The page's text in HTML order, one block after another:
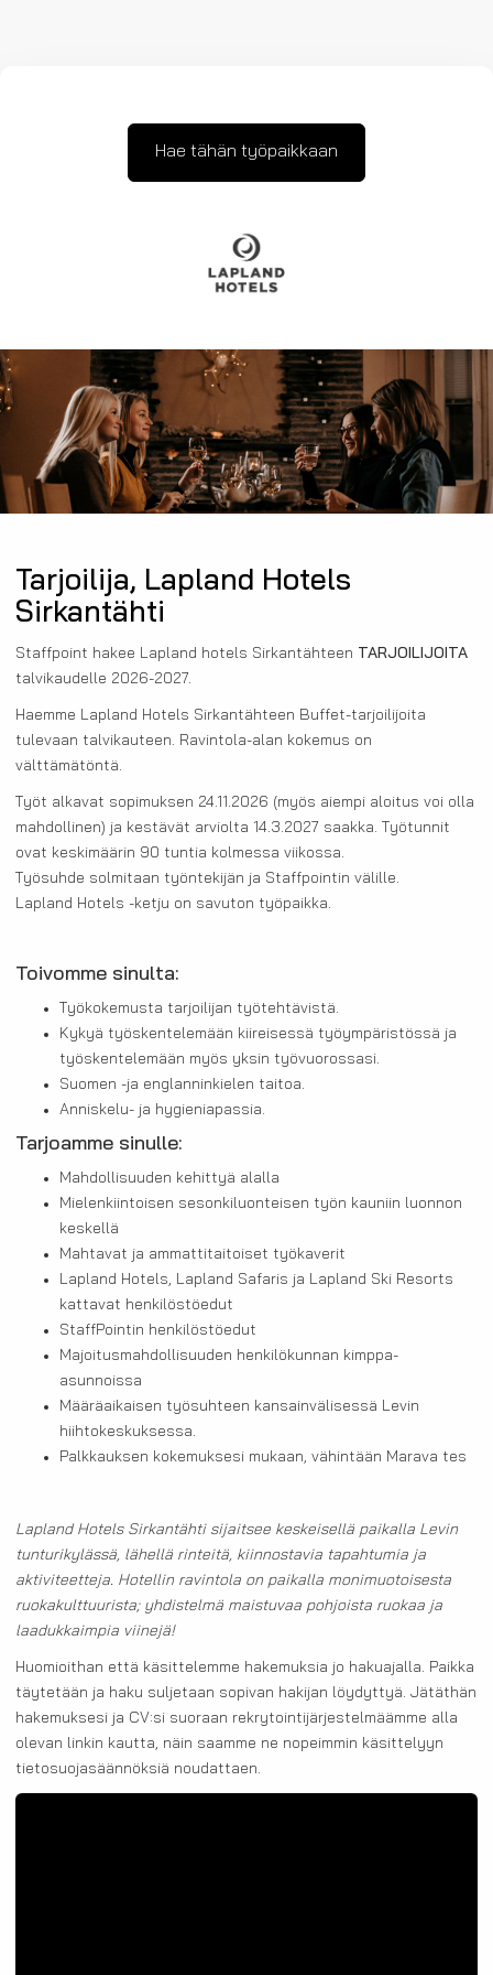
Hae tähän työpaikkaan
Tarjoilija, Lapland Hotels
Sirkantähti
Staffpoint hakee Lapland hotels Sirkantähteen TARJOILIJOITA
talvikaudelle 2026-2027.
Haemme Lapland Hotels Sirkantähteen Buffet-tarjoilijoita
tulevaan talvikauteen. Ravintola-alan kokemus on
välttämätöntä.
Työt alkavat sopimuksen 24.11.2026 (myös aiempi aloitus voi olla
mahdollinen) ja kestävät arviolta 14.3.2027 saakka. Työtunnit
ovat keskimäärin 90 tuntia kolmessa viikossa.
Työsuhde solmitaan työntekijän ja Staffpointin välille.
Lapland Hotels -ketju on savuton työpaikka.
Toivomme sinulta:
Työkokemusta tarjoilijan työtehtävistä.
Kykyä työskentelemään kiireisessä työympäristössä ja
työskentelemään myös yksin työvuorossasi.
Suomen -ja englanninkielen taitoa.
Anniskelu- ja hygieniapassia.
Tarjoamme sinulle:
Mahdollisuuden kehittyä alalla
Mielenkiintoisen sesonkiluonteisen työn kauniin luonnon
keskellä
Mahtavat ja ammattitaitoiset työkaverit
Lapland Hotels, Lapland Safaris ja Lapland Ski Resorts
kattavat henkilöstöedut
StaffPointin henkilöstöedut
Majoitusmahdollisuuden henkilökunnan kimppa-
asunnoissa
Määräaikaisen työsuhteen kansainvälisessä Levin
hiihtokeskuksessa.
Palkkauksen kokemuksesi mukaan, vähintään Marava tes
Lapland Hotels Sirkantähti sijaitsee keskeisellä paikalla Levin
tunturikylässä, lähellä rinteitä, kiinnostavia tapahtumia ja
aktiviteetteja. Hotellin ravintola on paikalla monimuotoisesta
ruokakulttuurista; yhdistelmä maistuvaa pohjoista ruokaa ja
laadukkaimpia viinejä!
Huomioithan että käsittelemme hakemuksia jo hakuajalla. Paikka
täytetään ja haku suljetaan sopivan hakijan löydyttyä. Jätäthän
hakemuksesi ja CV:si suoraan rekrytointijärjestelmäämme alla
olevan linkin kautta, näin saamme ne nopeimmin käsittelyyn
tietosuojasäännöksiä noudattaen.